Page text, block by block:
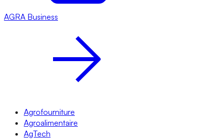
AGRA Business
Agrofourniture
Agroalimentaire
AgTech